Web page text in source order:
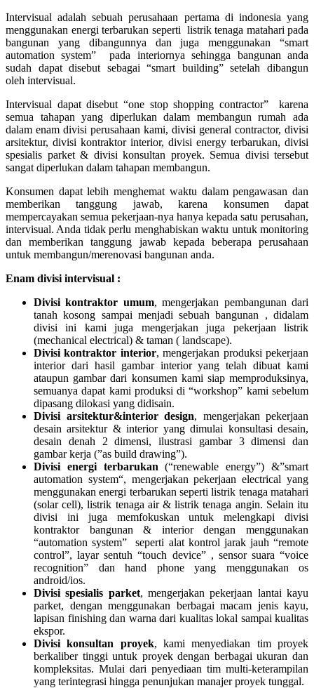
Intervisual adalah sebuah perusahaan pertama di indonesia yang
menggunakan energi terbarukan seperti listrik tenaga matahari pada
bangunan yang dibangunnya dan juga menggunakan “smart
automation system” pada interiornya sehingga bangunan anda
sudah dapat disebut sebagai “smart building” setelah dibangun
oleh intervisual.
Intervisual dapat disebut “one stop shopping contractor” karena
semua tahapan yang diperlukan dalam membangun rumah ada
dalam enam divisi perusahaan kami, divisi general contractor, divisi
arsitektur, divisi kontraktor interior, divisi energy terbarukan, divisi
spesialis parket & divisi konsultan proyek. Semua divisi tersebut
sangat diperlukan dalam tahapan membangun.
Konsumen dapat lebih menghemat waktu dalam pengawasan dan
memberikan tanggung jawab, karena konsumen dapat
mempercayakan semua pekerjaan-nya hanya kepada satu perusahan,
intervisual. Anda tidak perlu menghabiskan waktu untuk monitoring
dan memberikan tanggung jawab kepada beberapa perusahaan
untuk membangun/merenovasi bangunan anda.
Enam divisi intervisual :
Divisi kontraktor umum, mengerjakan pembangunan dari
tanah kosong sampai menjadi sebuah bangunan , didalam
divisi ini kami juga mengerjakan juga pekerjaan listrik
(mechanical electrical) & taman ( landscape).
Divisi kontraktor interior, mengerjakan produksi pekerjaan
interior dari hasil gambar interior yang telah dibuat kami
ataupun gambar dari konsumen kami siap memproduksinya,
semuanya dapat kami produksi di “workshop” kami sebelum
dipasang dilokasi yang didisain.
Divisi arsitektur&interior design, mengerjakan pekerjaan
desain arsitektur & interior yang dimulai konsultasi desain,
desain denah 2 dimensi, ilustrasi gambar 3 dimensi dan
gambar kerja (”as build drawing”).
Divisi energi terbarukan (“renewable energy”) &”smart
automation system“, mengerjakan pekerjaan electrical yang
menggunakan energi terbarukan seperti listrik tenaga matahari
(solar cell), listrik tenaga air & listrik tenaga angin. Selain itu
divisi ini juga memfokuskan untuk melengkapi divisi
kontraktor bangunan & interior dengan menggunakan
“automation system” seperti alat kontrol jarak jauh “remote
control”, layar sentuh “touch device” , sensor suara “voice
recognition” dan hand phone yang menggunakan os
android/ios.
Divisi spesialis parket, mengerjakan pekerjaan lantai kayu
parket, dengan menggunakan berbagai macam jenis kayu,
lapisan finishing dan warna dari kualitas lokal sampai kualitas
ekspor.
Divisi konsultan proyek, kami menyediakan tim proyek
berkaliber tinggi untuk proyek dengan berbagai ukuran dan
kompleksitas. Mulai dari penyediaan tim multi-keterampilan
yang terintegrasi hingga penunjukan manajer proyek tunggal.